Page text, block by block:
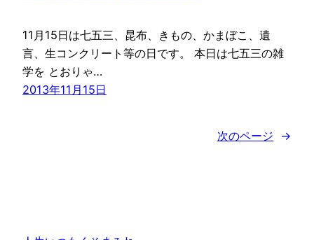
11月15日は七五三、昆布、きもの、かまぼこ、遺
言、生コンクリート等の日です。 本日は七五三の雑
学を とおりゃ…
2013年11月15日
次のページ →